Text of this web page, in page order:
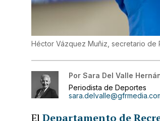
Héctor Vázquez Muñiz, secretario de
Por Sara Del Valle
Periodista de Deportes
ElDepartamento de